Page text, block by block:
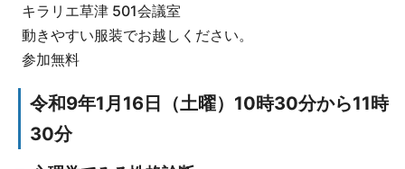
キラリエ草津 501会議室
動きやすい服装でお越しください。
参加無料
令和9年1月16日（土曜）10時30分から11時
30分